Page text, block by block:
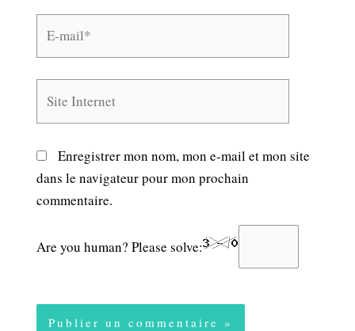
mail*
Internet
Enregistrer mon nom, mon e-mail et mon site
dans le navigateur pour mon prochain
commentaire.
Are you human? Please solve: